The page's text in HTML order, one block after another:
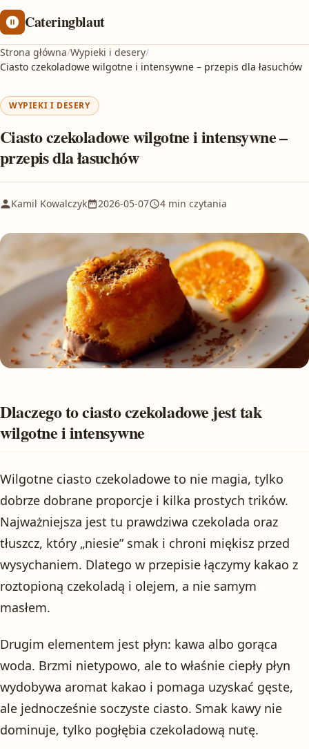
Cateringblaut
Strona główna/Wypieki i desery/
Ciasto czekoladowe wilgotne i intensywne – przepis dla łasuchów
WYPIEKI I DESERY
Ciasto czekoladowe wilgotne i intensywne –
przepis dla łasuchów
Kamil Kowalczyk 2026-05-07 4 min czytania
Dlaczego to ciasto czekoladowe jest tak
wilgotne i intensywne
Wilgotne ciasto czekoladowe to nie magia, tylko
dobrze dobrane proporcje i kilka prostych trików.
Najważniejsza jest tu prawdziwa czekolada oraz
tłuszcz, który „niesie” smak i chroni miękisz przed
wysychaniem. Dlatego w przepisie łączymy kakao z
roztopioną czekoladą i olejem, a nie samym
masłem.
Drugim elementem jest płyn: kawa albo gorąca
woda. Brzmi nietypowo, ale to właśnie ciepły płyn
wydobywa aromat kakao i pomaga uzyskać gęste,
ale jednocześnie soczyste ciasto. Smak kawy nie
dominuje, tylko pogłębia czekoladową nutę.